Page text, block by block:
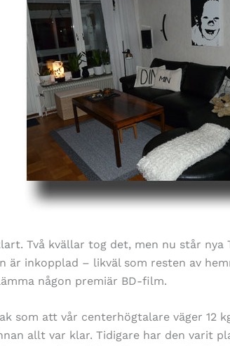
Två kvällar tog det, men nu står nya
är inkopplad – likväl som resten av
någon premiär BD-film.
som att vår centerhögtalare väger 12
allt var klar. Tidigare har den varit